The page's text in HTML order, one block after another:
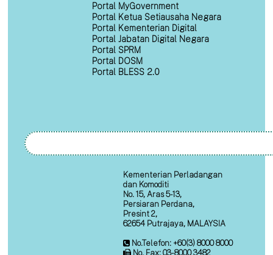
Portal MyGovernment
Portal Ketua Setiausaha Negara
Portal Kementerian Digital
Portal Jabatan Digital Negara
Portal SPRM
Portal DOSM
Portal BLESS 2.0
Kementerian Perladangan
dan Komoditi
No. 15, Aras 5-13,
Persiaran Perdana,
Presint 2,
62654 Putrajaya, MALAYSIA
No.Telefon: +60(3) 8000 8000
No. Fax: 03-8000 3482